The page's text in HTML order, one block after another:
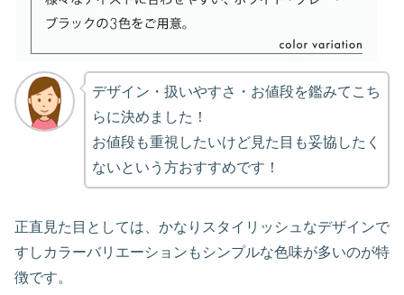
デザイン・扱いやすさ・お値段を鑑みてこち
らに決めました！
お値段も重視したいけど見た目も妥協したく
ないという方おすすめです！
正直見た目としては、かなりスタイリッシュなデザインで
すしカラーバリエーションもシンプルな色味が多いのが特
徴です。